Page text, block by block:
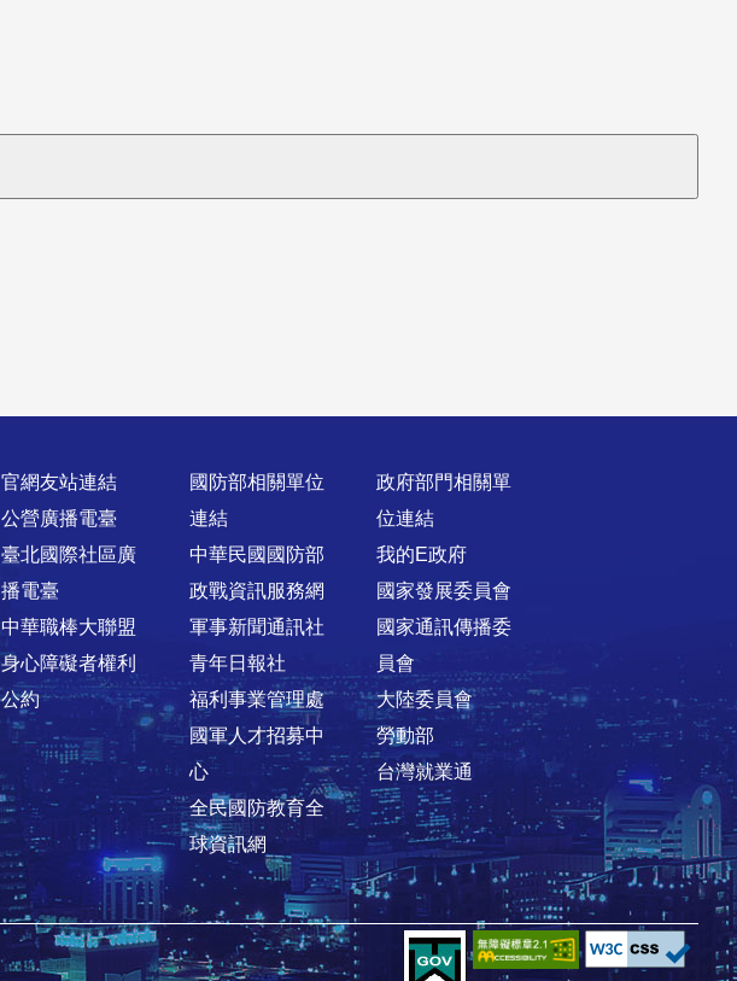
官網友站連結
公營廣播電臺
臺北國際社區廣
播電臺
中華職棒大聯盟
身心障礙者權利
公約
國防部相關單位
連結
中華民國國防部
政戰資訊服務網
軍事新聞通訊社
青年日報社
福利事業管理處
國軍人才招募中
心
全民國防教育全
球資訊網
政府部門相關單
位連結
我的E政府
國家發展委員會
國家通訊傳播委
員會
大陸委員會
勞動部
台灣就業通